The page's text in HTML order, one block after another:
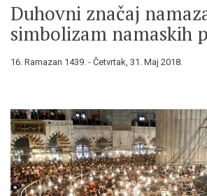
Duhovni značaj
simbolizam namaskih
16. Ramazan 1439. - Četvrtak, 31. Maj 2018.